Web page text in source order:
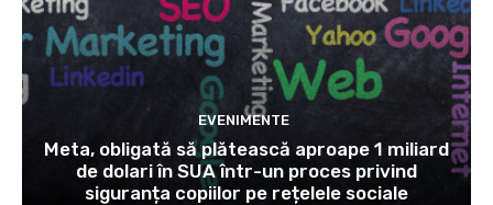
EVENIMENTE
Meta, obligată să plătească aproape 1 miliard
de dolari în SUA într-un proces privind
siguranța copiilor pe rețelele sociale